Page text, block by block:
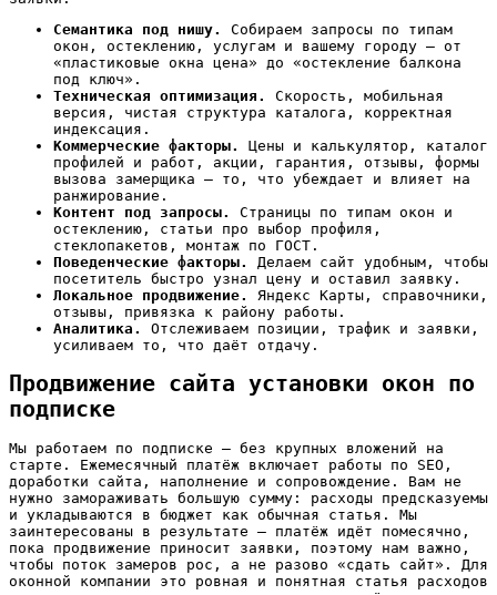
Семантика под нишу.
Собираем запросы по типам
окон, остеклению, услугам и вашему городу — от
«пластиковые окна цена» до «остекление балкона
под ключ».
Техническая оптимизация.
Скорость, мобильная
версия, чистая структура каталога, корректная
индексация.
Коммерческие факторы.
Цены и калькулятор, каталог
профилей и работ, акции, гарантия, отзывы, формы
вызова замерщика — то, что убеждает и влияет на
ранжирование.
Контент под запросы.
Страницы по типам окон и
остеклению, статьи про выбор профиля,
стеклопакетов, монтаж по ГОСТ.
Поведенческие факторы.
Делаем сайт удобным, чтобы
посетитель быстро узнал цену и оставил заявку.
Локальное продвижение.
Яндекс Карты, справочники,
отзывы, привязка к району работы.
Аналитика.
Отслеживаем позиции, трафик и заявки,
усиливаем то, что даёт отдачу.
Продвижение сайта установки окон по
подписке
Мы работаем по подписке — без крупных вложений на
старте. Ежемесячный платёж включает работы по SEO,
доработки сайта, наполнение и сопровождение. Вам не
нужно замораживать большую сумму: расходы предсказуемы
и укладываются в бюджет как обычная статья. Мы
заинтересованы в результате — платёж идёт помесячно,
пока продвижение приносит заявки, поэтому нам важно,
чтобы поток замеров рос, а не разово «сдать сайт». Для
оконной компании это ровная и понятная статья расходов